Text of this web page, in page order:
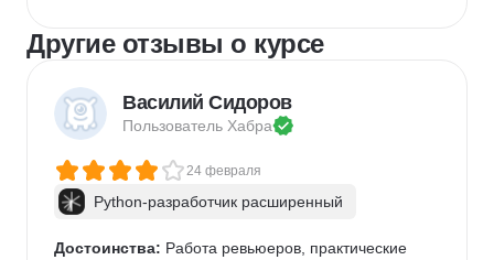
Другие отзывы о курсе
Василий Сидоров
Пользователь Хабра
24 февраля
Python-разработчик расширенный
Достоинства: Работа ревьюеров, практические